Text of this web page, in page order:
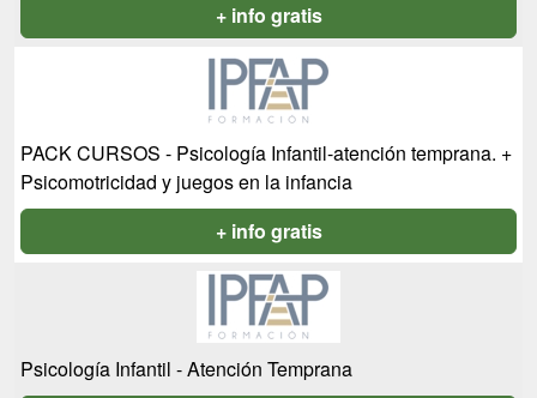
+ info gratis
PACK CURSOS - Psicología Infantil-atención temprana. +
Psicomotricidad y juegos en la infancia
+ info gratis
Psicología Infantil - Atención Temprana